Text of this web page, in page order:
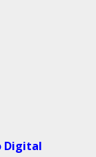
Digital